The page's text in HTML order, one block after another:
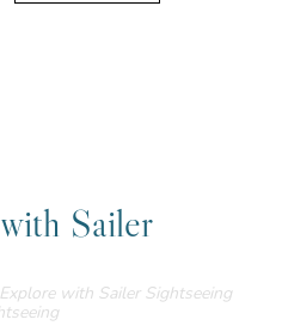
Sailer
Explore with Sailer Sightseeing